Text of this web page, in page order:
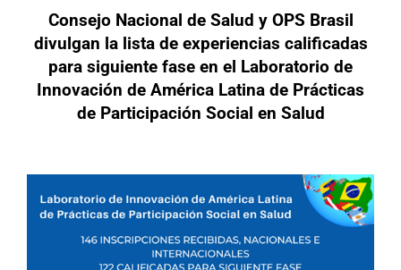
Consejo Nacional de Salud y OPS Brasil
divulgan la lista de experiencias calificadas
para siguiente fase en el Laboratorio de
Innovación de América Latina de Prácticas
de Participación Social en Salud